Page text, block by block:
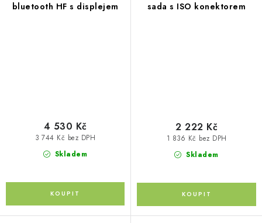
bluetooth HF s displejem
Skladem
3 744 Kč bez DPH
4 530 Kč
sada s ISO konektorem
Skladem
1 836 Kč bez DPH
2 222 Kč